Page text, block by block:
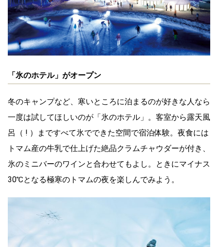
「氷のホテル」がオープン
冬のキャンプなど、寒いところに泊まるのが好きな人なら
一度は試してほしいのが「氷のホテル」。客室から露天風
呂（ ! ）まですべて氷でできた空間で宿泊体験。夜食には
トマム産の牛乳で仕上げた絶品クラムチャウダーが付き、
氷のミニバーのワインと合わせてもよし。ときにマイナス
30℃となる極寒のトマムの夜を楽しんでみよう。